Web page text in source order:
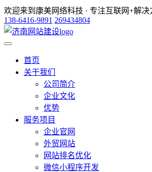
欢迎来到康美网络科技 · 专注互联网+解决
138-6416-9891 269434804
首页
关于我们
公司简介
企业文化
优势
服务项目
企业官网
外贸网站
网站排名优化
微信小程序开发